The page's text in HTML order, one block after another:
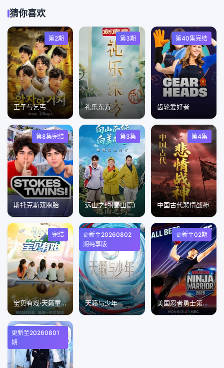
猜你喜欢
第2期
王子与乞丐
第3期
礼乐东方
第40集完结
齿轮爱好者
第8集完结
斯托克斯双胞胎
第3集
远山之约(蜀山篇)
第4集
中国古代悲情战神
完结
宝贝有戏·天籁童声研学季
更新至20260802
期纯享版
天籁与少年
更新至02期
美国忍者勇士第18季
更新至20260801
期